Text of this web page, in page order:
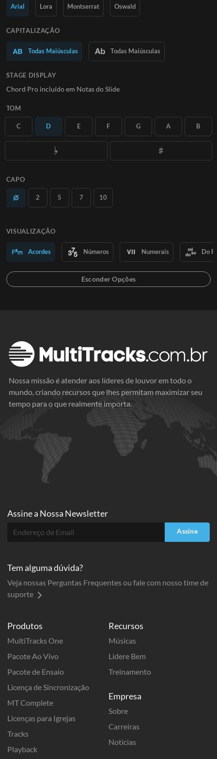
Saiba Mais
Arial Lora Montserrat Oswald
CAPITALIZAÇÃO
Todas Maiúsculas Todas Maiúsculas
STAGE DISPLAY
Chord Pro incluído em Notas do Slide
TOM
C D E F G A B
CAPO
2 5 7 10
VISUALIZAÇÃO
Acordes Números Numerais Do
Nossa missão é atender aos líderes de louvor em todo o
mundo, criando recursos que lhes permitam maximizar seu
tempo para o que realmente importa.
Produtos
MultiTracks One
Pacote Ao Vivo
Pacote de Ensaio
Licença de Sincronização
MT Complete
Licenças para Igrejas
Tracks
Playback
Recursos
Músicas
Lidere Bem
Treinamento
Empresa
Sobre
Carreiras
Notícias
Assine a Nossa Newsletter
Assine
Tem alguma dúvida?
Veja nossas Perguntas Frequentes ou fale com nosso time de
suporte